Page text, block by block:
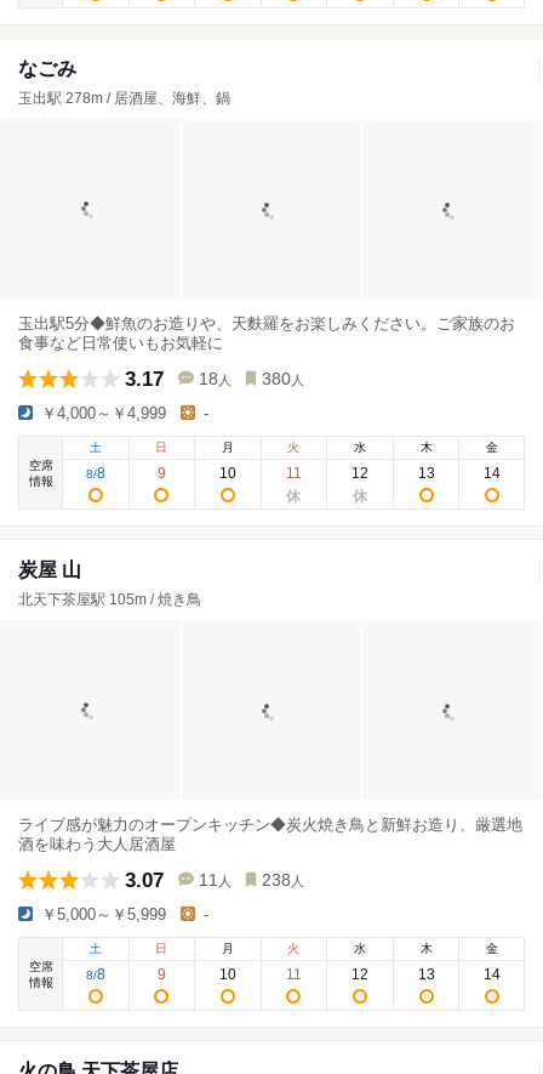
なごみ
玉出駅 278m / 居酒屋、海鮮、鍋
玉出駅5分◆鮮魚のお造りや、天麩羅をお楽しみください。ご家族のお
食事など日常使いもお気軽に
3.17 18 人 380 人
￥4,000～￥4,999 -
空席
情報
土
8/8
日
9
月
10
火
11
水
12
木
13
金
14
炭屋 山
北天下茶屋駅 105m / 焼き鳥
ライブ感が魅力のオープンキッチン◆炭火焼き鳥と新鮮お造り、厳選地
酒を味わう大人居酒屋
3.07 11 人 238 人
￥5,000～￥5,999 -
空席
情報
土
8/8
日
9
月
10
火
11
水
12
木
13
金
14